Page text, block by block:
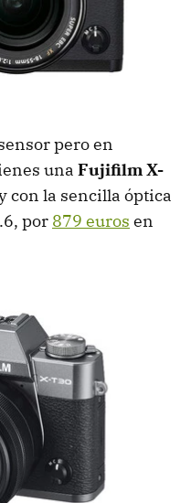
pero en
una Fujifilm X-
con la sencilla óptica
por 879 euros en